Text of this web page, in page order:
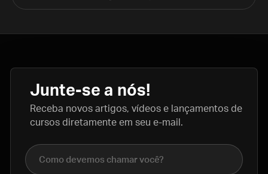
Junte-se a nós!
Receba novos artigos, vídeos e lançamentos de
cursos diretamente em seu e-mail.
Nome completo